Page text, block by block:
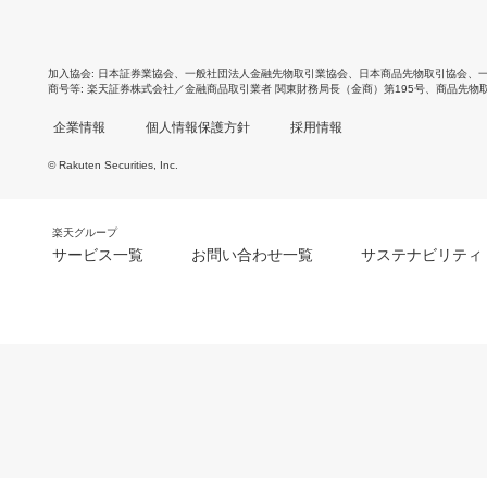
加入協会 日本証券業協会 一般社団法人金融先物取引業協会 日本商品先物取引協会
商号等 楽天証券株式会社／金融商品取引業者 関東財務局長（金商）第195号、商品先物
企業情報 個人情報保護方針 採用情報
© Rakuten Securities, Inc.
楽天グループ
サービス一覧 お問い合わせ一覧 サステナビリティ